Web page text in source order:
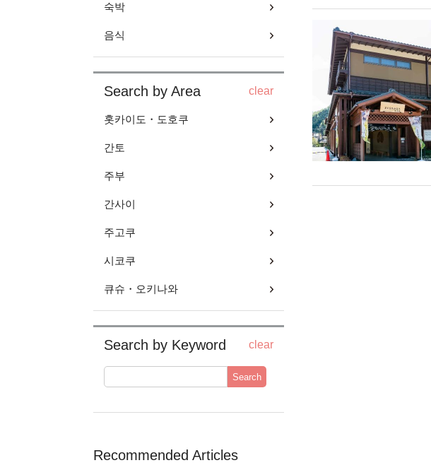
숙박
음식
Search by Area clear
홋카이도・도호쿠
간토
주부
간사이
주고쿠
시코쿠
큐슈・오키나와
Search by Keyword clear
Search
Recommended Articles